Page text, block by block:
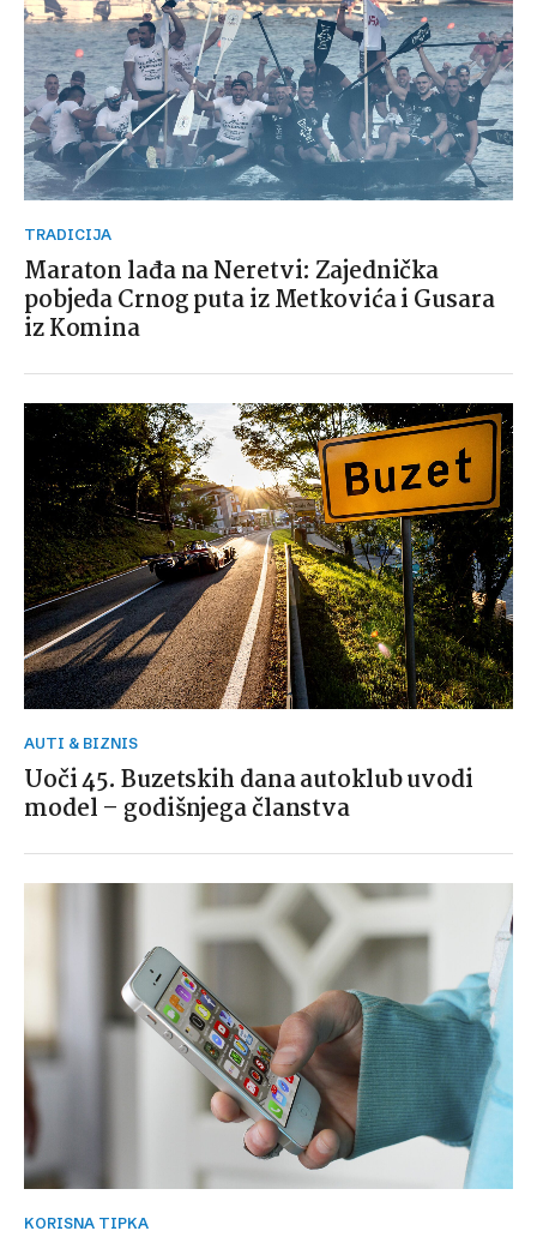
TRADICIJA
Maraton lađa na Neretvi: Zajednička
pobjeda Crnog puta iz Metkovića i Gusara
iz Komina
AUTI & BIZNIS
Uoči 45. Buzetskih dana autoklub uvodi
model – godišnjega članstva
KORISNA TIPKA